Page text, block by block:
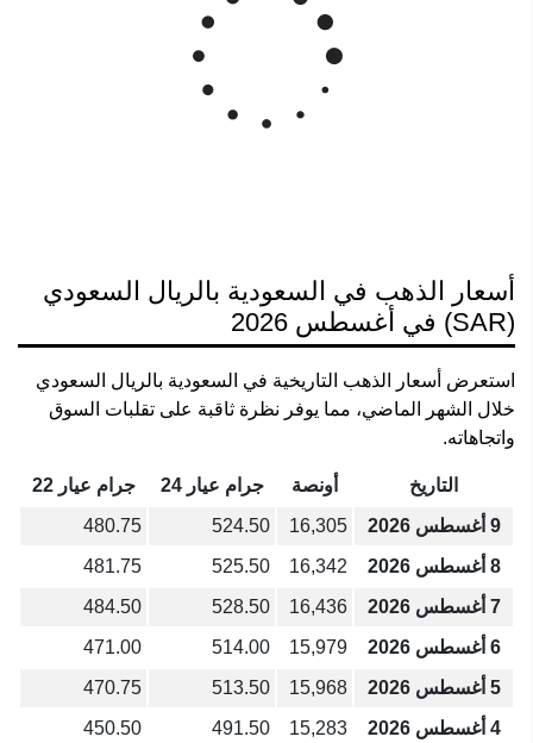
أسعار الذهب في السعودية بالريال السعودي
(SAR) في أغسطس 2026
استعرض أسعار الذهب التاريخية في السعودية بالريال السعودي
خلال الشهر الماضي، مما يوفر نظرة ثاقبة على تقلبات السوق
واتجاهاته.
التاريخ أونصة جرام عيار 24
جرام عيار 22
9 أغسطس 2026
16,305
524.50
480.75
8 أغسطس 2026
16,342
525.50
481.75
7 أغسطس 2026
16,436
528.50
484.50
6 أغسطس 2026
15,979
514.00
471.00
5 أغسطس 2026
15,968
513.50
470.75
4 أغسطس 2026
15,283
491.50
450.50